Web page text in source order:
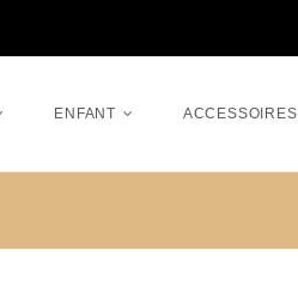
ENFANT ACCESSOIRES